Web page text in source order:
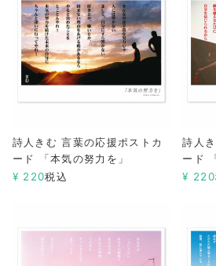
詩人きむ 言葉の応援ポストカ
ード 「本気の努力を」
¥ 220税込
詩人
ード
¥ 220